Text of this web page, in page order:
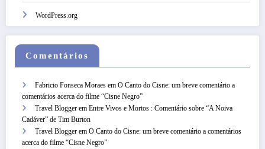
WordPress.org
Comentários
Fabricio Fonseca Moraes em O Canto do Cisne: um breve comentário a
comentários acerca do filme “Cisne Negro”
Travel Blogger em Entre Vivos e Mortos : Comentário sobre “A Noiva
Cadáver” de Tim Burton
Travel Blogger em O Canto do Cisne: um breve comentário a comentários
acerca do filme “Cisne Negro”